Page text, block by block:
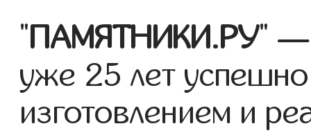
"ПАМЯТНИКИ.РУ" —
уже 25 лет
изготовлением и